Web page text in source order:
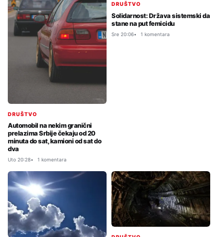
DRUŠTVO
Automobil na nekim granični
prelazima Srbije čekaju od 20
minuta do sat, kamioni od sat do
dva
Uto 20:28 1 komentara
DRUŠTVO
Solidarnost: Država sistemski da
stane na put femicidu
Sre 20:06 1 komentara